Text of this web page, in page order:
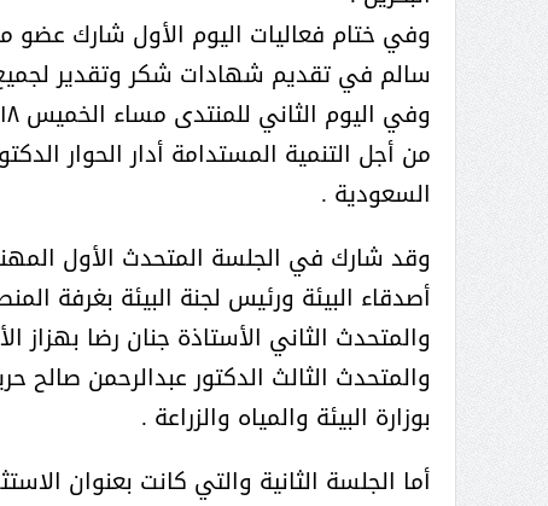
وفي ختام فعاليات اليوم الأول شارك عضو
سالم في تقديم شهادات شكر وتقدير
من أجل التنمية المستدامة أدار الحوار
السعودية .
وقد شارك في الجلسة المتحدث الأول
أصدقاء البيئة ورئيس لجنة البيئة بغرفة
والمتحدث الثاني الأستاذة جنان رضا بهزاز
والمتحدث الثالث الدكتور عبدالرحمن صالح
بوزارة البيئة والمياه والزراعة .
أما الجلسة الثانية والتي كانت بعنوان
الاميره نجود بنت هذلول بن
عبدالعزيز ال سعود المشرف العام
على ملف دعم وتطوير وتمكين
الباعة الجائلين هيئة الصحفيين
السعوديين فرع نجران ينظم ورشة
عمل ( الإعلام والتنمية ):
الثقافة في واحة الإبداع